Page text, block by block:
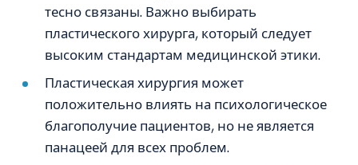
тесно связаны. Важно выбирать
пластического хирурга, который следует
высоким стандартам медицинской этики.
Пластическая хирургия может
положительно влиять на психологическое
благополучие пациентов, но не является
панацеей для всех проблем.